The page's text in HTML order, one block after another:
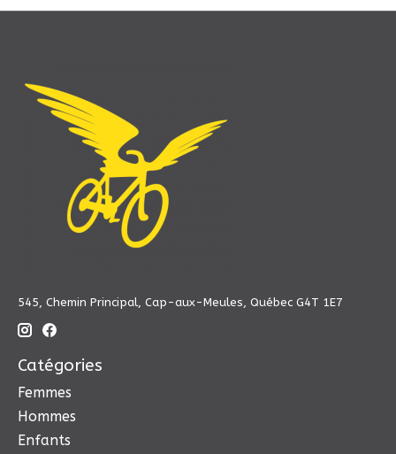
545, Chemin Principal, Cap-aux-Meules, Québec G4T 1E7
Catégories
Femmes
Hommes
Enfants